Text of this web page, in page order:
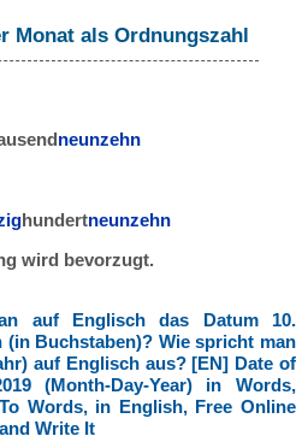
Monat als Ordnungszahl
neunzehn
hundertneunzehn
wird bevorzugt.
auf Englisch das Datum 10.
(in Buchstaben)? Wie spricht man
auf Englisch aus? [EN] Date of
(Month-Day-Year) in Words,
Words, in English, Free Online
Write It